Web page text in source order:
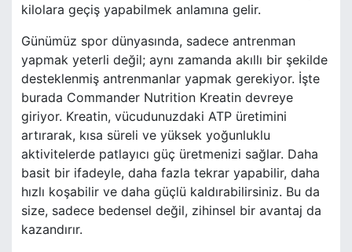
kilolara geçiş yapabilmek anlamına gelir.
Günümüz spor dünyasında, sadece antrenman
yapmak yeterli değil; aynı zamanda akıllı bir şekilde
desteklenmiş antrenmanlar yapmak gerekiyor. İşte
burada Commander Nutrition Kreatin devreye
giriyor. Kreatin, vücudunuzdaki ATP üretimini
artırarak, kısa süreli ve yüksek yoğunluklu
aktivitelerde patlayıcı güç üretmenizi sağlar. Daha
basit bir ifadeyle, daha fazla tekrar yapabilir, daha
hızlı koşabilir ve daha güçlü kaldırabilirsiniz. Bu da
size, sadece bedensel değil, zihinsel bir avantaj da
kazandırır.